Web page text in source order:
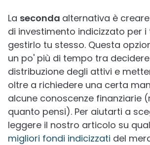
La seconda alternativa è
di investimento indicizzato per i
gestirlo tu stesso. Questa
un po' più di tempo tra
distribuzione degli attivi e
oltre a richiedere una certa
alcune conoscenze finanziarie
quanto pensi). Per aiutarti a
leggere il nostro articolo su
migliori fondi indicizzati del